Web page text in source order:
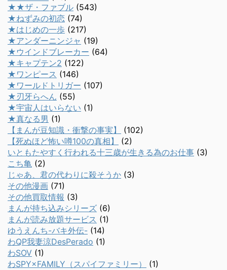
★★ザ・ファブル (543)
★ねずみの初恋 (74)
★はじめの一歩 (217)
★アンダーニンジャ (19)
★ウインドブレーカー (64)
★キャプテン2 (122)
★ワンピース (146)
★ワールドトリガー (107)
★刃牙らへん (55)
★宇宙人はいらない (1)
★真なる男 (1)
【まんが豆知識・衝撃の事実】
(102)
【死ぬほど怖い噂100の真相】
(2)
いともたやすく行われる十三歳が生きる為のお仕事 (3)
こち亀 (2)
じゃあ、君の代わりに殺そうか (3)
その他漫画 (71)
その他買取情報 (3)
まんが持ち込みシリーズ (6)
まんが読み放題サービス (1)
ゆうえんち-バキ外伝- (14)
わQP我妻涼DesPerado (1)
わSOV (1)
わSPY×FAMILY（スパイファミリー）
(1)